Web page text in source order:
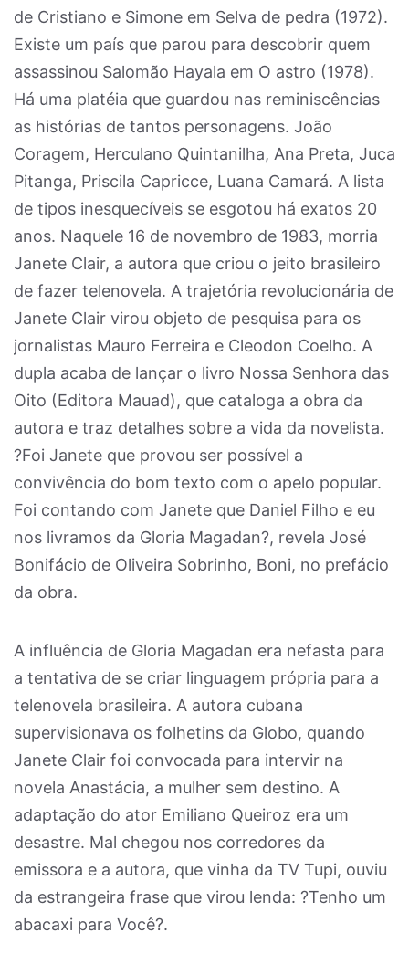
de Cristiano e Simone em Selva de pedra (1972).
Existe um país que parou para descobrir quem
assassinou Salomão Hayala em O astro (1978).
Há uma platéia que guardou nas reminiscências
as histórias de tantos personagens. João
Coragem, Herculano Quintanilha, Ana Preta, Juca
Pitanga, Priscila Capricce, Luana Camará. A lista
de tipos inesquecíveis se esgotou há exatos 20
anos. Naquele 16 de novembro de 1983, morria
Janete Clair, a autora que criou o jeito brasileiro
de fazer telenovela. A trajetória revolucionária de
Janete Clair virou objeto de pesquisa para os
jornalistas Mauro Ferreira e Cleodon Coelho. A
dupla acaba de lançar o livro Nossa Senhora das
Oito (Editora Mauad), que cataloga a obra da
autora e traz detalhes sobre a vida da novelista.
?Foi Janete que provou ser possível a
convivência do bom texto com o apelo popular.
Foi contando com Janete que Daniel Filho e eu
nos livramos da Gloria Magadan?, revela José
Bonifácio de Oliveira Sobrinho, Boni, no prefácio
da obra.
A influência de Gloria Magadan era nefasta para
a tentativa de se criar linguagem própria para a
telenovela brasileira. A autora cubana
supervisionava os folhetins da Globo, quando
Janete Clair foi convocada para intervir na
novela Anastácia, a mulher sem destino. A
adaptação do ator Emiliano Queiroz era um
desastre. Mal chegou nos corredores da
emissora e a autora, que vinha da TV Tupi, ouviu
da estrangeira frase que virou lenda: ?Tenho um
abacaxi para Você?.